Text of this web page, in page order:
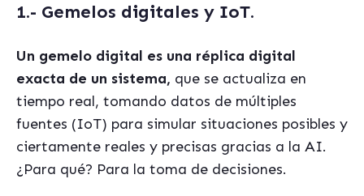
1.- Gemelos digitales y IoT.
Un gemelo digital es una réplica digital
exacta de un sistema, que se actualiza en
tiempo real, tomando datos de múltiples
fuentes (IoT) para simular situaciones posibles y
ciertamente reales y precisas gracias a la AI.
¿Para qué? Para la toma de decisiones.